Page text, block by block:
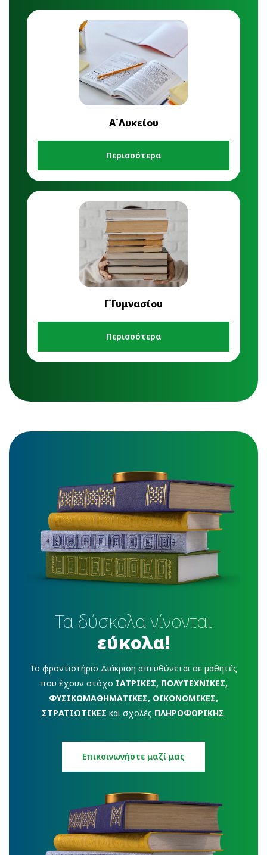
Α΄Λυκείου
Περισσότερα
Γ΄Γυμνασίου
Περισσότερα
Τα δύσκολα γίνονται
εύκολα!
To φροντιστήριο Διάκριση απευθύνεται σε μαθητές
που έχουν στόχο ΙΑΤΡΙΚΕΣ, ΠΟΛΥΤΕΧΝΙΚΕΣ,
ΦΥΣΙΚΟΜΑΘΗΜΑΤΙΚΕΣ, ΟΙΚΟΝΟΜΙΚΕΣ,
ΣΤΡΑΤΙΩΤΙΚΕΣ και σχολές ΠΛΗΡΟΦΟΡΙΚΗΣ.
Eπικοινωνήστε μαζί μας